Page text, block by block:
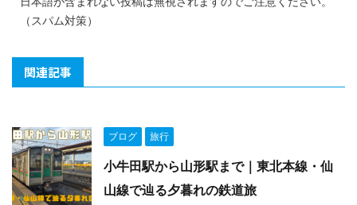
（スパム対策）
関連記事
ブログ 旅行
小牛田駅から山形駅まで｜東北本線・仙
山線で辿る夕暮れの鉄道旅